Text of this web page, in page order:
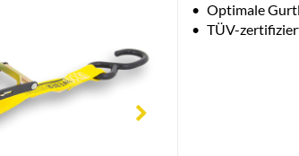
• Optimale
• TÜV-